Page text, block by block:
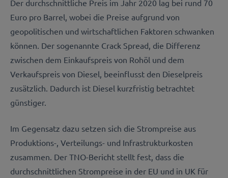
Der durchschnittliche Preis im Jahr 2020 lag bei rund 70
Euro pro Barrel, wobei die Preise aufgrund von
geopolitischen und wirtschaftlichen Faktoren schwanken
können. Der sogenannte Crack Spread, die Differenz
zwischen dem Einkaufspreis von Rohöl und dem
Verkaufspreis von Diesel, beeinflusst den Dieselpreis
zusätzlich. Dadurch ist Diesel kurzfristig betrachtet
günstiger.
Im Gegensatz dazu setzen sich die Strompreise aus
Produktions-, Verteilungs- und Infrastrukturkosten
zusammen. Der TNO-Bericht stellt fest, dass die
durchschnittlichen Strompreise in der EU und in UK für